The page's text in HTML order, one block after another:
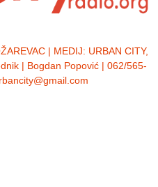
| MEDIJ: URBAN CITY,
| Bogdan Popović | 062/565-